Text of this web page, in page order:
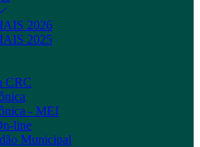
2026
2025
CRC
- MEI
line
Municipal